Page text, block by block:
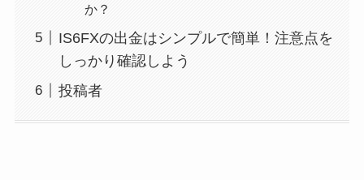
か？
IS6FXの出金はシンプルで簡単！注意点を
しっかり確認しよう
投稿者